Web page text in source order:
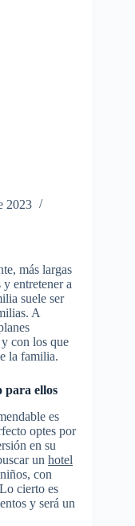
2023
más largas
entretener a
suele ser
A
con los que
la familia.
para ellos
es
optes por
en su
un hotel
con
cierto es
y será un